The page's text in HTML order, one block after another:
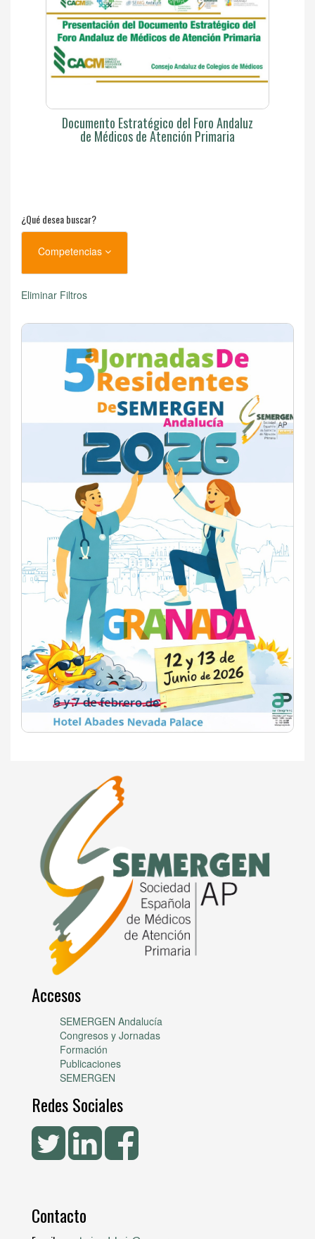
Documento Estratégico del Foro Andaluz
de Médicos de Atención Primaria
¿Qué desea buscar?
Competencias
Eliminar Filtros
Accesos
SEMERGEN Andalucía
Congresos y Jornadas
Formación
Publicaciones
SEMERGEN
Redes Sociales
Contacto